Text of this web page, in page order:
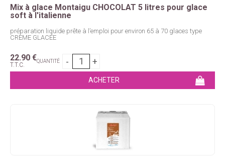
Mix à glace Montaigu CHOCOLAT 5 litres pour glace
soft à l'italienne
préparation liquide prête à l’emploi pour environ 65 à 70 glaces type
CRÈME GLACÉE
22.90 €
T.T.C. QUANTITÉ